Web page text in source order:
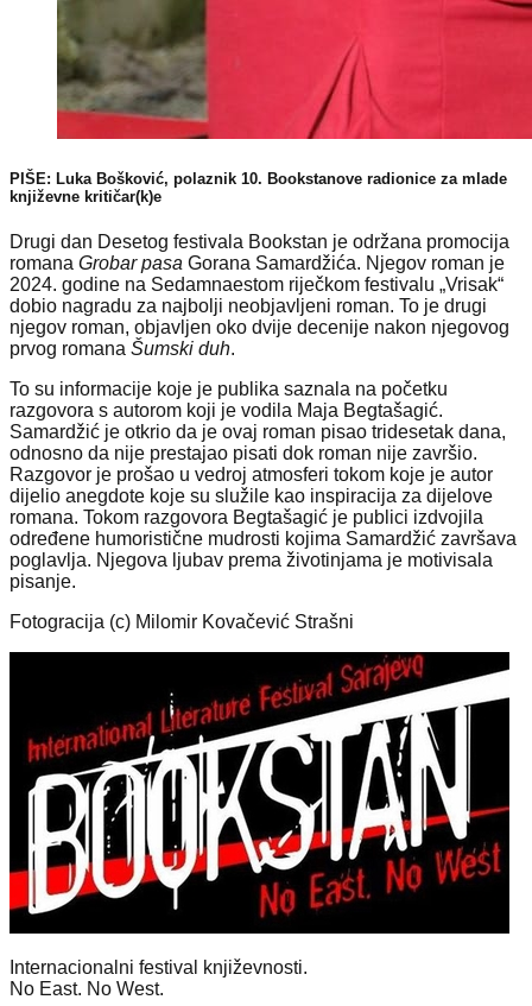
PIŠE: Luka Bošković, polaznik 10. Bookstanove radionice za mlade
književne kritičar(k)e
Drugi dan Desetog festivala Bookstan je održana promocija
romana Grobar pasa Gorana Samardžića. Njegov roman je
2024. godine na Sedamnaestom riječkom festivalu „Vrisak“
dobio nagradu za najbolji neobjavljeni roman. To je drugi
njegov roman, objavljen oko dvije decenije nakon njegovog
prvog romana Šumski duh.
To su informacije koje je publika saznala na početku
razgovora s autorom koji je vodila Maja Begtašagić.
Samardžić je otkrio da je ovaj roman pisao tridesetak dana,
odnosno da nije prestajao pisati dok roman nije završio.
Razgovor je prošao u vedroj atmosferi tokom koje je autor
dijelio anegdote koje su služile kao inspiracija za dijelove
romana. Tokom razgovora Begtašagić je publici izdvojila
određene humoristične mudrosti kojima Samardžić završava
poglavlja. Njegova ljubav prema životinjama je motivisala
pisanje.
Fotogracija (c) Milomir Kovačević Strašni
Internacionalni festival književnosti.
No East. No West.